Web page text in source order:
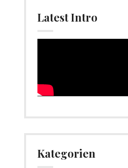
Latest Intro
Kategorien